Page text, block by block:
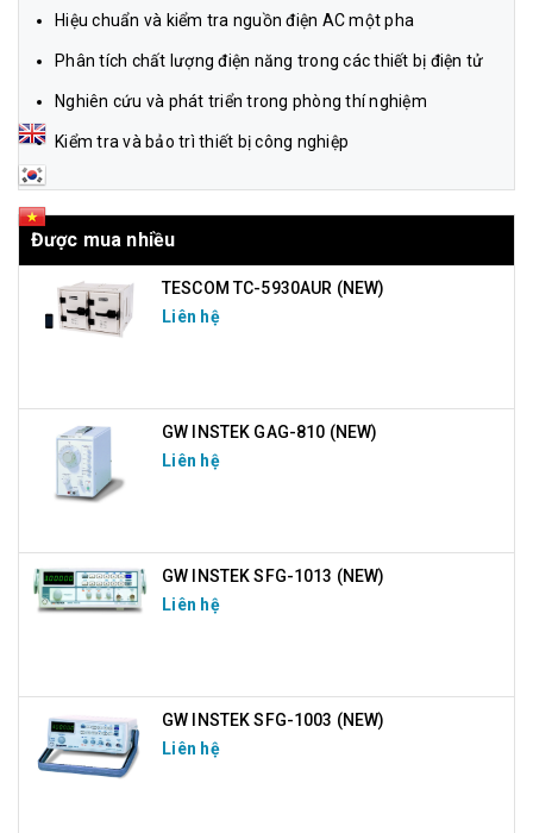
Hiệu chuẩn và kiểm tra nguồn điện AC một pha
Phân tích chất lượng điện năng trong các thiết bị điện tử
Nghiên cứu và phát triển trong phòng thí nghiệm
Kiểm tra và bảo trì thiết bị công nghiệp
Được mua nhiều
TESCOM TC-5930AUR (NEW)
Liên hệ
GW INSTEK GAG-810 (NEW)
Liên hệ
GW INSTEK SFG-1013 (NEW)
Liên hệ
GW INSTEK SFG-1003 (NEW)
Liên hệ